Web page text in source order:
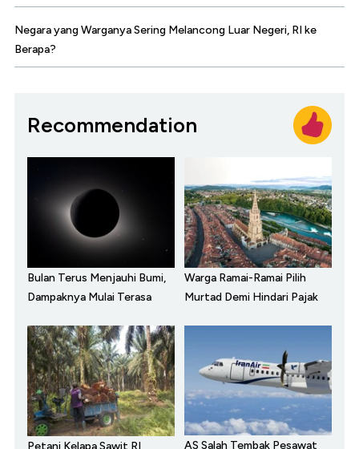
Negara yang Warganya Sering Melancong Luar Negeri, RI ke
Berapa?
Recommendation
Bulan Terus Menjauhi Bumi,
Dampaknya Mulai Terasa
Warga Ramai-Ramai Pilih
Murtad Demi Hindari Pajak
AS Salah Tembak Pesawat